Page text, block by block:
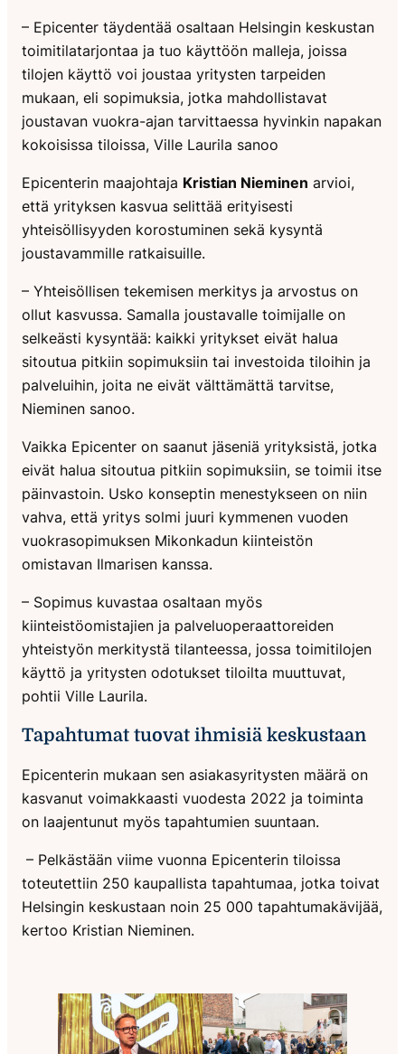
– Epicenter täydentää osaltaan Helsingin keskustan
toimitilatarjontaa ja tuo käyttöön malleja, joissa
tilojen käyttö voi joustaa yritysten tarpeiden
mukaan, eli sopimuksia, jotka mahdollistavat
joustavan vuokra-ajan tarvittaessa hyvinkin napakan
kokoisissa tiloissa, Ville Laurila sanoo
Epicenterin maajohtaja Kristian Nieminen arvioi,
että yrityksen kasvua selittää erityisesti
yhteisöllisyyden korostuminen sekä kysyntä
joustavammille ratkaisuille.
– Yhteisöllisen tekemisen merkitys ja arvostus on
ollut kasvussa. Samalla joustavalle toimijalle on
selkeästi kysyntää: kaikki yritykset eivät halua
sitoutua pitkiin sopimuksiin tai investoida tiloihin ja
palveluihin, joita ne eivät välttämättä tarvitse,
Nieminen sanoo.
Vaikka Epicenter on saanut jäseniä yrityksistä, jotka
eivät halua sitoutua pitkiin sopimuksiin, se toimii itse
päinvastoin. Usko konseptin menestykseen on niin
vahva, että yritys solmi juuri kymmenen vuoden
vuokrasopimuksen Mikonkadun kiinteistön
omistavan Ilmarisen kanssa.
– Sopimus kuvastaa osaltaan myös
kiinteistöomistajien ja palveluoperaattoreiden
yhteistyön merkitystä tilanteessa, jossa toimitilojen
käyttö ja yritysten odotukset tiloilta muuttuvat,
pohtii Ville Laurila.
Tapahtumat tuovat ihmisiä keskustaan
Epicenterin mukaan sen asiakasyritysten määrä on
kasvanut voimakkaasti vuodesta 2022 ja toiminta
on laajentunut myös tapahtumien suuntaan.
– Pelkästään viime vuonna Epicenterin tiloissa
toteutettiin 250 kaupallista tapahtumaa, jotka toivat
Helsingin keskustaan noin 25 000 tapahtumakävijää,
kertoo Kristian Nieminen.